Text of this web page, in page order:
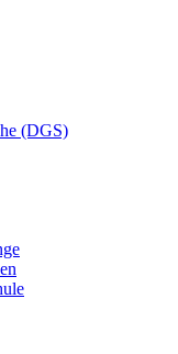
(DGS)